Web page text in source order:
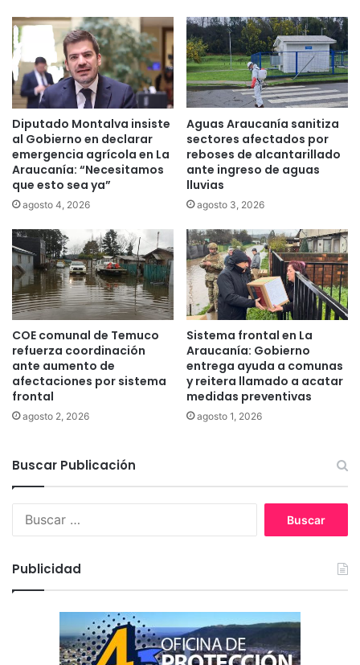
a
t
a
q
u
e
s
i
n
c
e
n
d
i
r
i
o
s
e
n
L
a
A
u
Diputado Montalva insiste
al Gobierno en declarar
emergencia agrícola en La
Araucanía: “Necesitamos
que esto sea ya”
agosto 4, 2026
Aguas Araucanía sanitiza
sectores afectados por
reboses de alcantarillado
ante ingreso de aguas
lluvias
agosto 3, 2026
COE comunal de Temuco
refuerza coordinación
ante aumento de
afectaciones por sistema
frontal
agosto 2, 2026
Sistema frontal en La
Araucanía: Gobierno
entrega ayuda a comunas
y reitera llamado a acatar
medidas preventivas
agosto 1, 2026
Buscar Publicación
:
Publicidad